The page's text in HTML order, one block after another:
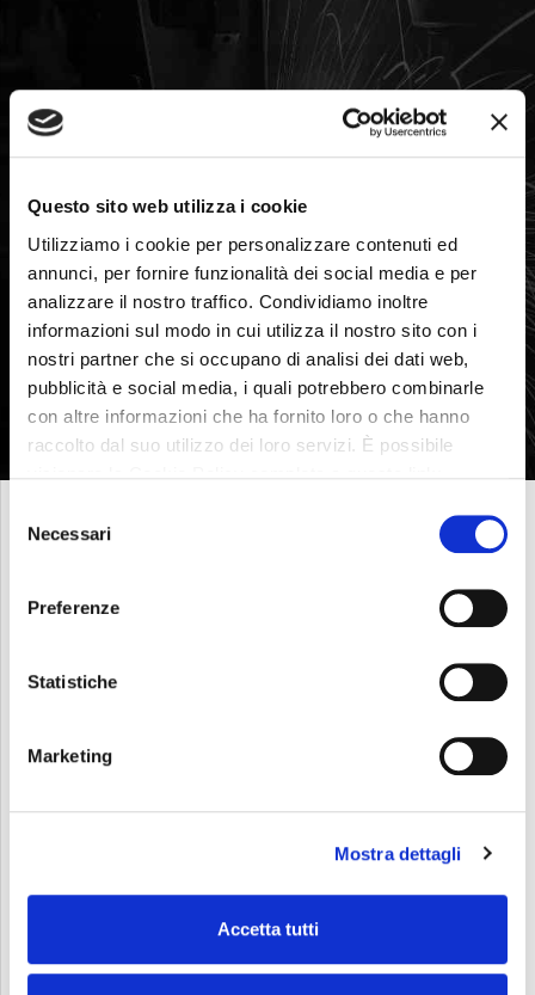
Questo sito web utilizza i cookie
Utilizziamo i cookie per personalizzare contenuti ed
annunci, per fornire funzionalità dei social media e per
analizzare il nostro traffico. Condividiamo inoltre
informazioni sul modo in cui utilizza il nostro sito con i
nostri partner che si occupano di analisi dei dati web,
pubblicità e social media, i quali potrebbero combinarle
con altre informazioni che ha fornito loro o che hanno
raccolto dal suo utilizzo dei loro servizi. È possibile
delNecessari
Preferenze
Statistiche
Marketing
Mostra dettagli
Accetta tutti
1959
优蒂利工业股份有限公司成立
价值